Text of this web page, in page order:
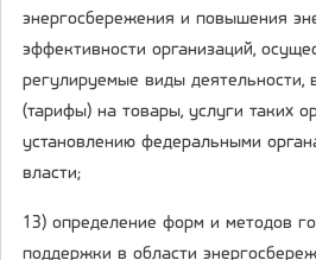
энергосбережения и повышения
эффективности организаций,
регулируемые виды деятельности,
(тарифы) на товары, услуги таких
установлению федеральными
власти;
13) определение форм и методов
поддержки в области